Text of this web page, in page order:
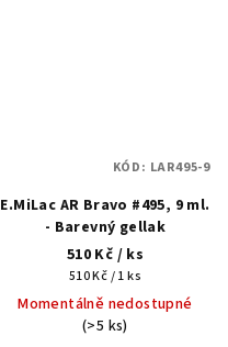
E.MiLac AR Bravo #495, 9 ml.
- Barevný gellak
510 Kč / ks
Měrná
cena:
510 Kč / 1 ks
Momentálně nedostupné
(>5 ks)
KÓD: LAR495-9